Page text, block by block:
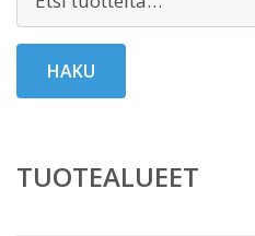
HAKU
TUOTEALUEET